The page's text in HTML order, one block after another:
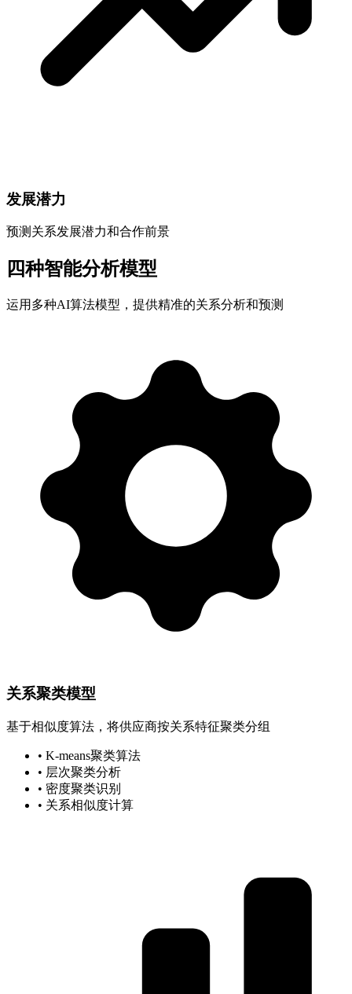
发展潜力
预测关系发展潜力和合作前景
四种智能分析模型
运用多种AI算法模型，提供精准的关系分析和预测
关系聚类模型
基于相似度算法，将供应商按关系特征聚类分组
• K-means聚类算法
• 层次聚类分析
• 密度聚类识别
• 关系相似度计算